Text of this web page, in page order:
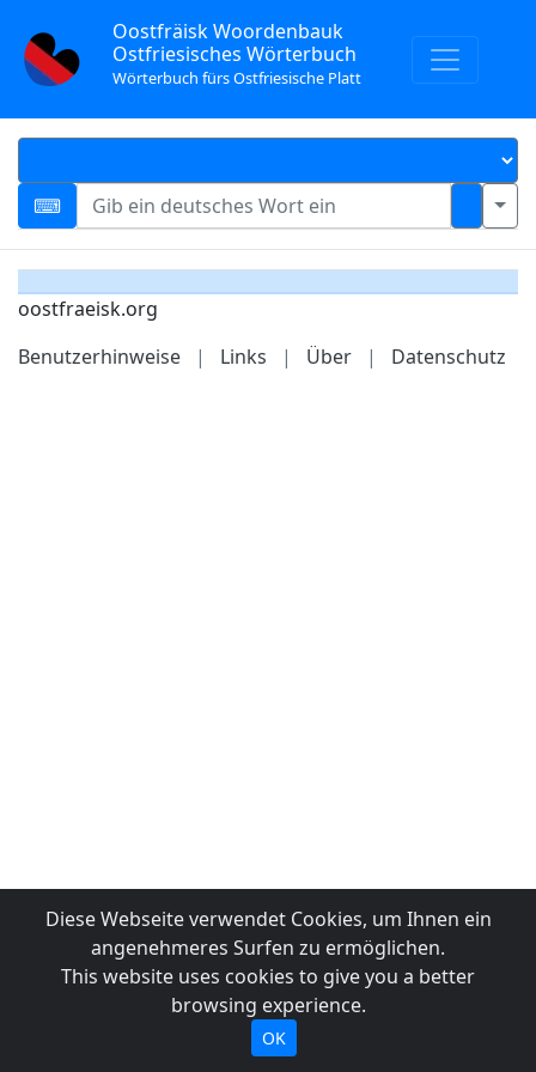
Oostfräisk Woordenbauk
Ostfriesisches Wörterbuch
Wörterbuch fürs Ostfriesische Platt
oostfraeisk.org
Benutzerhinweise
| Links | Über | Datenschutz
Diese Webseite verwendet Cookies, um Ihnen ein
angenehmeres Surfen zu ermöglichen.
This website uses cookies to give you a better
browsing experience.
OK